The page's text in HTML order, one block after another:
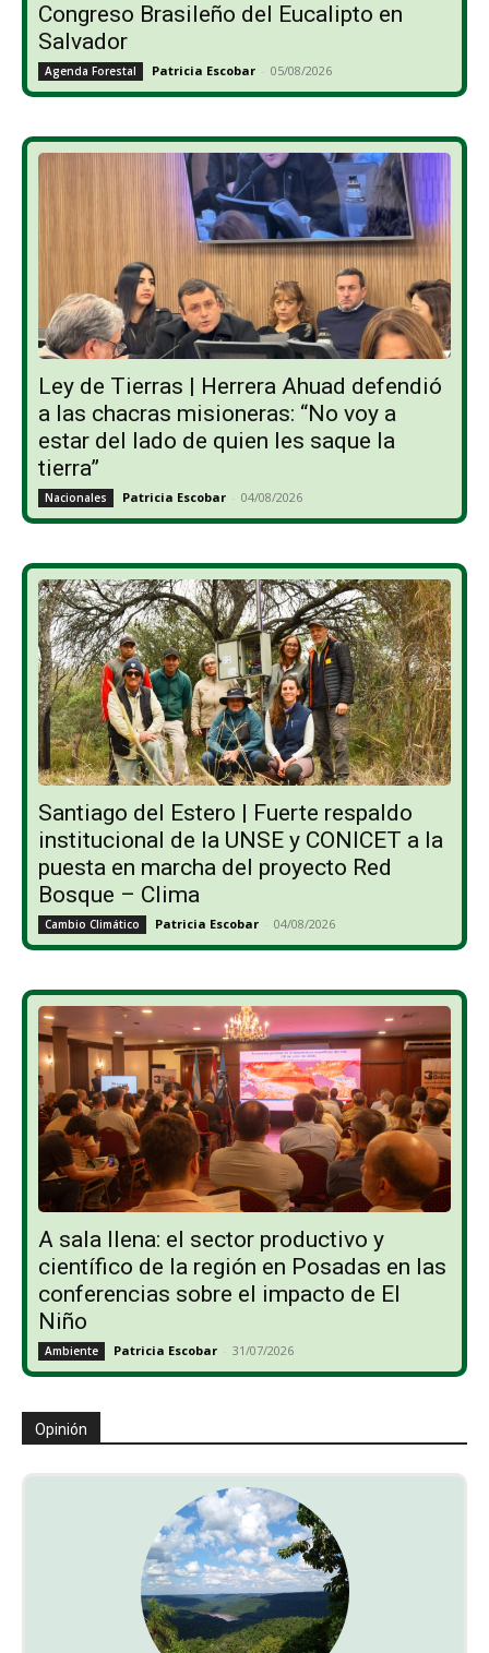
Congreso Brasileño del Eucalipto en
Salvador
Agenda Forestal Patricia Escobar - 05/08/2026
Ley de Tierras | Herrera Ahuad defendió
a las chacras misioneras: “No voy a
estar del lado de quien les saque la
tierra”
Nacionales Patricia Escobar - 04/08/2026
Santiago del Estero | Fuerte respaldo
institucional de la UNSE y CONICET a la
puesta en marcha del proyecto Red
Bosque – Clima
Cambio Climático Patricia Escobar - 04/08/2026
A sala llena: el sector productivo y
científico de la región en Posadas en las
conferencias sobre el impacto de El
Niño
Ambiente Patricia Escobar - 31/07/2026
Opinión